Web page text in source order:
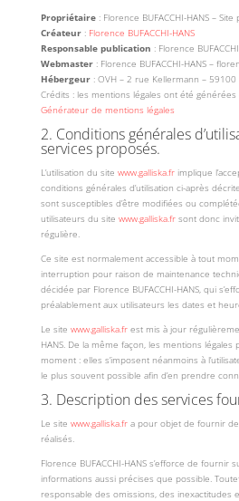
Propriétaire: Florence BUFACCHI-HANS – Site
Créateur: Florence BUFACCHI-HANS
Responsable publication : Florence
Webmaster: Florence BUFACCHI-HANS –
Hébergeur: OVH – 2 rue Kellermann – 59100
Crédits : les mentions légales ont été
Générateur de mentions légales
2. Conditions générales
services proposés.
L’utilisation du site www.galliska.frimplique
conditions générales d’utilisation ci-après
sont susceptibles d’être modifiées ou
utilisateurs du site www.galliska.frsont donc
régulière.
Ce site est normalement accessible à tout
interruption pour raison de maintenance
décidée par Florence BUFACCHI-HANS, qui
préalablement aux utilisateurs les dates et
Le site www.galliska.frest mis à jour
HANS. De la même façon, les mentions
moment : elles s’imposent néanmoins à
le plus souvent possible afin d’en prendre
3. Description des services
Le site www.galliska.fra pour objet de fournir
réalisés.
Florence BUFACCHI-HANS s’efforce de fournir
informations aussi précises que possible.
responsable des omissions, des inexactitudes